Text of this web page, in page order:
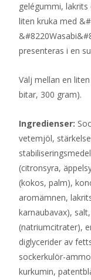
gelégummi,
liten kruka med
presenteras i en
Välj mellan en
bitar, 300 gram).
Ingredienser:
vetemjöl,
(citronsyra,
(kokos, palm),
aromämnen,
karnaubavax),
(natriumcitrater),
diglycerider av
sockerkulör-
kurkumin,